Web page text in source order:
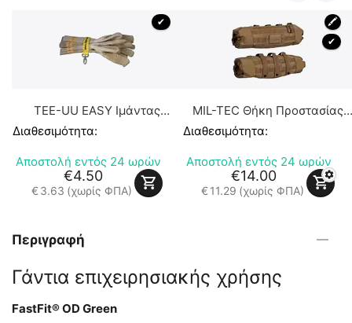
✔
TEE-UU EASY Ιμάντας
Ανάρτησης Γαντιών
Διαθεσιμότητα:
Αποστολή εντός 24 ωρών
€4.50
€3.63 (χωρίς ΦΠΑ)
🖍
✔
MIL-TEC Θήκη Προστασίας
Χεριών από το Κρύο τύπου
Muff
Διαθεσιμότητα:
Αποστολή εντός 24 ωρών
€14.00
€ 11.29 (χωρίς ΦΠΑ)
Περιγραφή
Γάντια επιχειρησιακής χρήσης
FastFit® OD Green